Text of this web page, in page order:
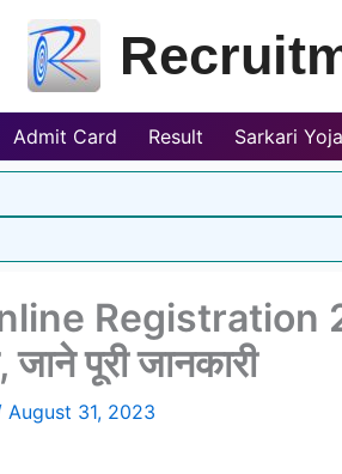
Admit Card Result Sarkari
Registration
पूरी जानकारी
August 31, 2023